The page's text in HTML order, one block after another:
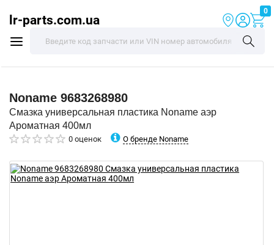
lr-parts.com.ua
0
Noname 9683268980
Смазка универсальная пластика Noname аэр
Ароматная 400мл
0 оценок О бренде Noname